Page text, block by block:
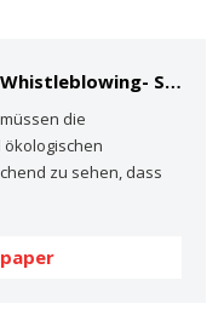
Organisation Ein Käuferleitfaden
die
zu sehen, dass